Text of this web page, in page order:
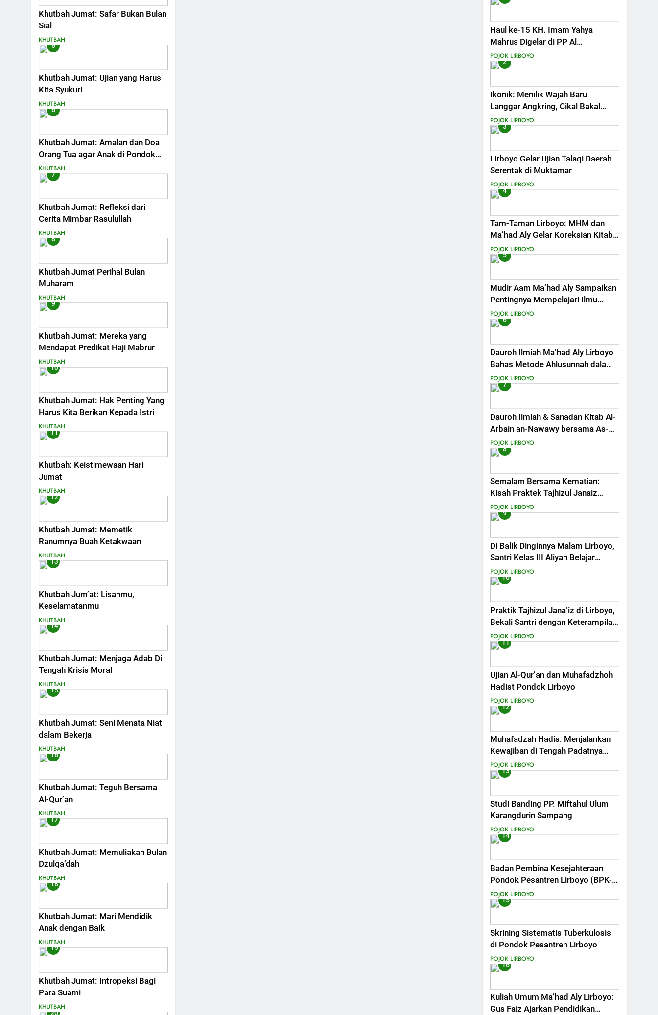
Khutbah Jumat: Safar Bukan Bulan
Sial
KHUTBAH
5
Khutbah Jumat: Ujian yang Harus
Kita Syukuri
KHUTBAH
6
Khutbah Jumat: Amalan dan Doa
Orang Tua agar Anak di Pondok
Pesantren Sukses Dunia Akhirat
KHUTBAH
7
Khutbah Jumat: Refleksi dari
Cerita Mimbar Rasulullah
KHUTBAH
8
Khutbah Jumat Perihal Bulan
Muharam
KHUTBAH
9
Khutbah Jumat: Mereka yang
Mendapat Predikat Haji Mabrur
KHUTBAH
10
Khutbah Jumat: Hak Penting Yang
Harus Kita Berikan Kepada Istri
KHUTBAH
11
Khutbah: Keistimewaan Hari
Jumat
KHUTBAH
12
Khutbah Jumat: Memetik
Ranumnya Buah Ketakwaan
KHUTBAH
13
Khutbah Jum’at: Lisanmu,
Keselamatanmu
KHUTBAH
14
Khutbah Jumat: Menjaga Adab Di
Tengah Krisis Moral
KHUTBAH
15
Khutbah Jumat: Seni Menata Niat
dalam Bekerja
KHUTBAH
16
Khutbah Jumat: Teguh Bersama
Al-Qur’an
KHUTBAH
17
Khutbah Jumat: Memuliakan Bulan
Dzulqa’dah
KHUTBAH
18
Khutbah Jumat: Mari Mendidik
Anak dengan Baik
KHUTBAH
19
Khutbah Jumat: Intropeksi Bagi
Para Suami
KHUTBAH
20
Haul ke-15 KH. Imam Yahya
Mahrus Digelar di PP Al
Mahrusiyah III Kediri
POJOK LIRBOYO
2
Ikonik: Menilik Wajah Baru
Langgar Angkring, Cikal Bakal
Ponpes Lirboyo yang Selesai
Direvitalisasi
POJOK LIRBOYO
3
Lirboyo Gelar Ujian Talaqi Daerah
Serentak di Muktamar
POJOK LIRBOYO
4
Tam-Taman Lirboyo: MHM dan
Ma’had Aly Gelar Koreksian Kitab
Semester Ganjil
POJOK LIRBOYO
5
Mudir Aam Ma’had Aly Sampaikan
Pentingnya Mempelajari Ilmu
Hadis Dalam Acara Dauroh Ilmiah
POJOK LIRBOYO
6
Dauroh Ilmiah Ma’had Aly Lirboyo
Bahas Metode Ahlusunnah dalam
Mengaplikasikan Hadis Dhaif.
POJOK LIRBOYO
7
Dauroh Ilmiah & Sanadan Kitab Al-
Arbain an-Nawawy bersama As-
Syaikh Dr. Yasir Al-Adny
POJOK LIRBOYO
8
Semalam Bersama Kematian:
Kisah Praktek Tajhizul Janaiz
Siswa III Aliyah
POJOK LIRBOYO
9
Di Balik Dinginnya Malam Lirboyo,
Santri Kelas III Aliyah Belajar
Praktik Tajhizul Janaiz
POJOK LIRBOYO
10
Praktik Tajhizul Jana’iz di Lirboyo,
Bekali Santri dengan Keterampilan
Merawat Jenazah
POJOK LIRBOYO
11
Ujian Al-Qur’an dan Muhafadzhoh
Hadist Pondok Lirboyo
POJOK LIRBOYO
12
Muhafadzah Hadis: Menjalankan
Kewajiban di Tengah Padatnya
Aktivitas
POJOK LIRBOYO
13
Studi Banding PP. Miftahul Ulum
Karangdurin Sampang
POJOK LIRBOYO
14
Badan Pembina Kesejahteraan
Pondok Pesantren Lirboyo (BPK-
P2L) Berganti Nama Majelis
Pembina Pondok Pesantren
POJOK LIRBOYO
15
Skrining Sistematis Tuberkulosis
di Pondok Pesantren Lirboyo
POJOK LIRBOYO
16
Kuliah Umum Ma’had Aly Lirboyo:
Gus Faiz Ajarkan Pendidikan